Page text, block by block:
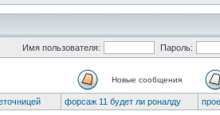
Имя пользователя: Пароль:
Новые сообщения
форсаж 11 будет ли роналду